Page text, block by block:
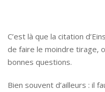
C’est là que la citation
de faire le moindre tirage,
bonnes questions.
Bien souvent d’ailleurs : il